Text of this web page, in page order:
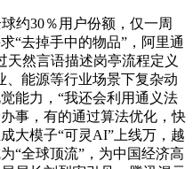
30％用户份额，仅一周
“去掉手中的物品”，阿里通
天然言语描述岗亭流程定义
、能源等行业场景下复杂动
能力，“我还会利用通义法
事，有的通过算法优化，快
大模子“可灵AI”上线万，越
“全球顶流”，为中国经济高